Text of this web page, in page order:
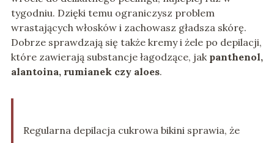
tygodniu. Dzięki temu ograniczysz problem
wrastających włosków i zachowasz gładsza skórę.
Dobrze sprawdzają się także kremy i żele po depilacji,
które zawierają substancje łagodzące, jak panthenol,
alantoina, rumianek czy aloes.
Regularna depilacja cukrowa bikini sprawia, że